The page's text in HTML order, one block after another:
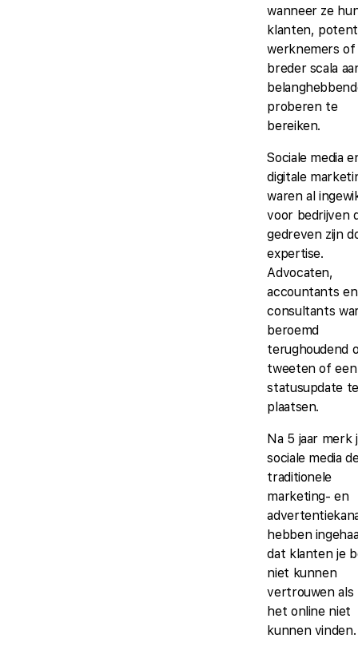
wanneer ze
klanten,
werknemers of
breder scala
proberen te
bereiken.
Sociale media
digitale
waren al
voor bedrijven
gedreven zijn
expertise.
Advocaten,
accountants en
consultants
beroemd
terughoudend
tweeten of een
statusupdate
plaatsen.
Na 5 jaar merk
sociale media
traditionele
marketing- en
hebben
dat klanten je
niet kunnen
vertrouwen als
het online niet
kunnen vinden.